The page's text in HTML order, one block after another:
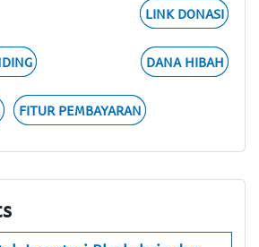
LINK DONASI
DANA HIBAH
FITUR PEMBAYARAN